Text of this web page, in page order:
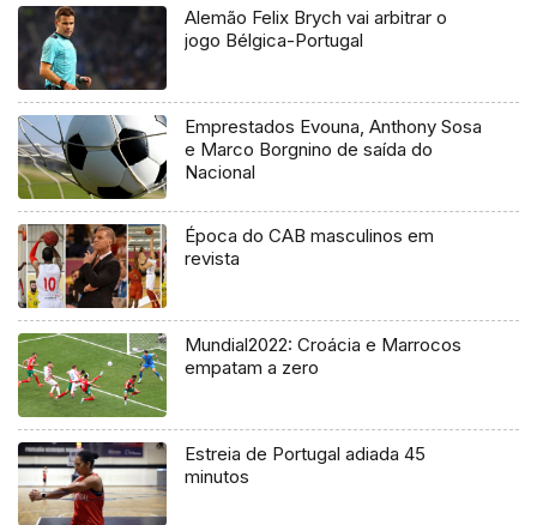
Alemão Felix Brych vai arbitrar o
jogo Bélgica-Portugal
Emprestados Evouna, Anthony Sosa
e Marco Borgnino de saída do
Nacional
Época do CAB masculinos em
revista
Mundial2022: Croácia e Marrocos
empatam a zero
Estreia de Portugal adiada 45
minutos